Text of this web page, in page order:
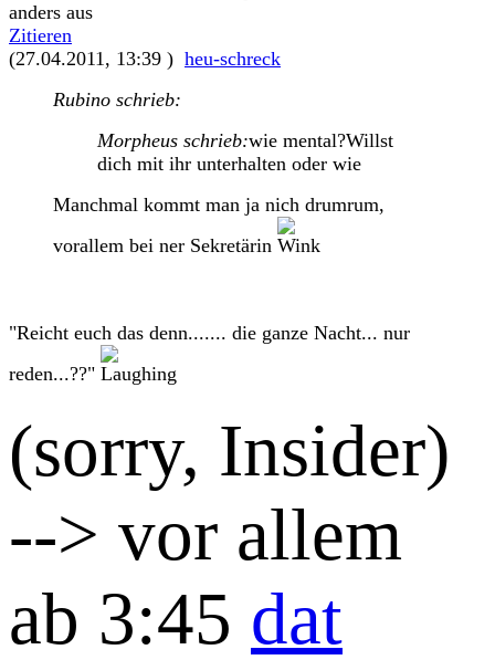
anders aus
Zitieren
(27.04.2011, 13:39 ) heu-schreck
Rubino schrieb:
Morpheus schrieb:wie mental?Willst
dich mit ihr unterhalten oder wie
Manchmal kommt man ja nich drumrum,
vorallem bei ner Sekretärin
"Reicht euch das denn....... die ganze Nacht... nur
reden...??"
(sorry, Insider)
--> vor allem
ab 3:45 dat